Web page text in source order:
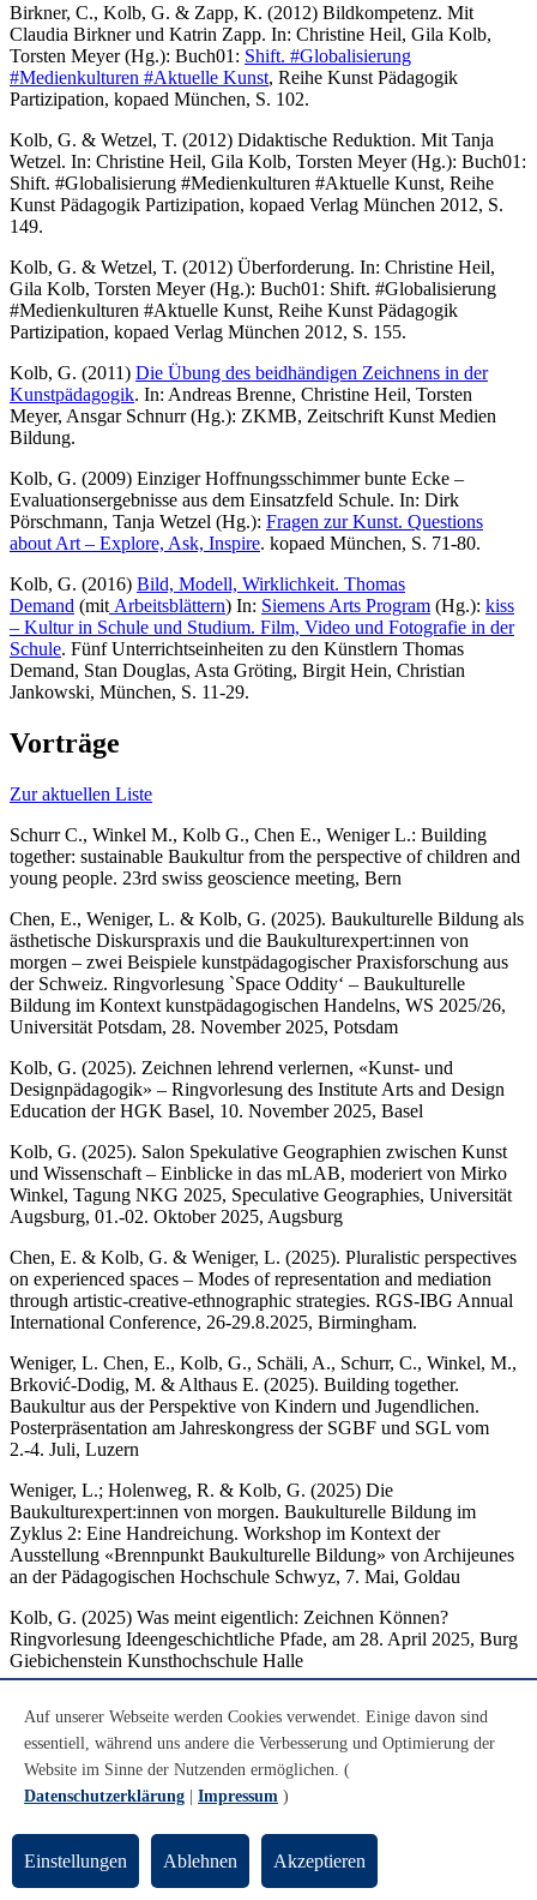
Birkner, C., Kolb, G. & Zapp, K. (2012) Bildkompetenz. Mit
Claudia Birkner und Katrin Zapp. In: Christine Heil, Gila Kolb,
Torsten Meyer (Hg.): Buch01: Shift. #Globalisierung
#Medienkulturen #Aktuelle Kunst, Reihe Kunst Pädagogik
Partizipation, kopaed München, S. 102.
Kolb, G. & Wetzel, T. (2012) Didaktische Reduktion. Mit Tanja
Wetzel. In: Christine Heil, Gila Kolb, Torsten Meyer (Hg.): Buch01:
Shift. #Globalisierung #Medienkulturen #Aktuelle Kunst, Reihe
Kunst Pädagogik Partizipation, kopaed Verlag München 2012, S.
149.
Kolb, G. & Wetzel, T. (2012) Überforderung. In: Christine Heil,
Gila Kolb, Torsten Meyer (Hg.): Buch01: Shift. #Globalisierung
#Medienkulturen #Aktuelle Kunst, Reihe Kunst Pädagogik
Partizipation, kopaed Verlag München 2012, S. 155.
Kolb, G. (2011) Die Übung des beidhändigen Zeichnens in der
Kunstpädagogik. In: Andreas Brenne, Christine Heil, Torsten
Meyer, Ansgar Schnurr (Hg.): ZKMB, Zeitschrift Kunst Medien
Bildung.
Kolb, G. (2009) Einziger Hoffnungsschimmer bunte Ecke –
Evaluationsergebnisse aus dem Einsatzfeld Schule. In: Dirk
Pörschmann, Tanja Wetzel (Hg.): Fragen zur Kunst. Questions
about Art – Explore, Ask, Inspire. kopaed München, S. 71-80.
Kolb, G. (2016) Bild, Modell, Wirklichkeit. Thomas
Demand (mit Arbeitsblättern) In: Siemens Arts Program (Hg.): kiss
– Kultur in Schule und Studium. Film, Video und Fotografie in der
Schule. Fünf Unterrichtseinheiten zu den Künstlern Thomas
Demand, Stan Douglas, Asta Gröting, Birgit Hein, Christian
Jankowski, München, S. 11-29.
Vorträge
Zur aktuellen Liste
Schurr C., Winkel M., Kolb G., Chen E., Weniger L.: Building
together: sustainable Baukultur from the perspective of children and
young people. 23rd swiss geoscience meeting, Bern
Chen, E., Weniger, L. & Kolb, G. (2025). Baukulturelle Bildung als
ästhetische Diskurspraxis und die Baukulturexpert:innen von
morgen – zwei Beispiele kunstpädagogischer Praxisforschung aus
der Schweiz. Ringvorlesung `Space Oddity‘ – Baukulturelle
Bildung im Kontext kunstpädagogischen Handelns, WS 2025/26,
Universität Potsdam, 28. November 2025, Potsdam
Kolb, G. (2025). Zeichnen lehrend verlernen, «Kunst- und
Designpädagogik» – Ringvorlesung des Institute Arts and Design
Education der HGK Basel, 10. November 2025, Basel
Kolb, G. (2025). Salon Spekulative Geographien zwischen Kunst
und Wissenschaft – Einblicke in das mLAB, moderiert von Mirko
Winkel, Tagung NKG 2025, Speculative Geographies, Universität
Augsburg, 01.-02. Oktober 2025, Augsburg
Chen, E. & Kolb, G. & Weniger, L. (2025). Pluralistic perspectives
on experienced spaces – Modes of representation and mediation
through artistic-creative-ethnographic strategies. RGS-IBG Annual
International Conference, 26-29.8.2025, Birmingham.
Weniger, L. Chen, E., Kolb, G., Schäli, A., Schurr, C., Winkel, M.,
Brković-Dodig, M. & Althaus E. (2025). Building together.
Baukultur aus der Perspektive von Kindern und Jugendlichen.
Posterpräsentation am Jahreskongress der SGBF und SGL vom
2.-4. Juli, Luzern
Weniger, L.; Holenweg, R. & Kolb, G. (2025) Die
Baukulturexpert:innen von morgen. Baukulturelle Bildung im
Zyklus 2: Eine Handreichung. Workshop im Kontext der
Ausstellung «Brennpunkt Baukulturelle Bildung» von Archijeunes
an der Pädagogischen Hochschule Schwyz, 7. Mai, Goldau
Kolb, G. (2025) Was meint eigentlich: Zeichnen Können?
Ringvorlesung Ideengeschichtliche Pfade, am 28. April 2025, Burg
Giebichenstein Kunsthochschule Halle
wo bleibt die Wahrnehmung hängen? Ein Workshop mit
Kinderzeichnungen. Tagung: Von Wahrnehmung und
Vorstellungsbildung. Etappen kunstpädagogischen Wirkens.
Symposion zu Ehren von Edith Glaser-Henzer. Hochschule für
Gestaltung FHNW am 01. Februar 2025, Basel
Kolb, G., Longhitano, M. (2024): Memes. Workshop. Open Lab
imedias, FHNW, 19. November 2024, Online
Auf unserer Webseite werden Cookies verwendet. Einige davon sind
essentiell, während uns andere die Verbesserung und Optimierung der
Website im Sinne der Nutzenden ermöglichen. (
Datenschutzerklärung
Impressum )
Einstellungen Ablehnen Akzeptieren